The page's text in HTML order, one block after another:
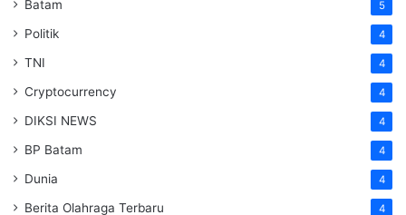
Batam 5
Politik 4
TNI 4
Cryptocurrency 4
DIKSI NEWS 4
BP Batam 4
Dunia 4
Berita Olahraga Terbaru 4